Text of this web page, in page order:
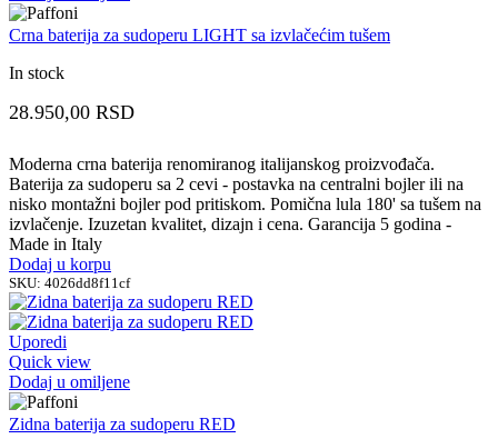
Crna baterija za sudoperu LIGHT sa izvlačećim tušem
In stock
28.950,00 RSD
Moderna crna baterija renomiranog italijanskog proizvođača.
Baterija za sudoperu sa 2 cevi - postavka na centralni bojler ili na
nisko montažni bojler pod pritiskom. Pomična lula 180' sa tušem na
izvlačenje. Izuzetan kvalitet, dizajn i cena. Garancija 5 godina -
Made in Italy
Dodaj u korpu
SKU: 4026dd8f11cf
Uporedi
Quick view
Dodaj u omiljene
Zidna baterija za sudoperu RED